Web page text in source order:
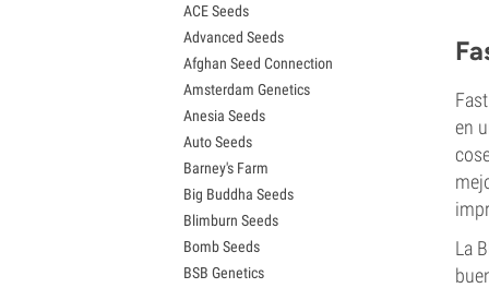
en
La
Semillas de OG Kush
Semillas de Blue Dream
Semillas de Lemon Haze
Semillas de Bruce Banner
Semillas de Gelato
Semillas de Sour Diesel
Semillas de Jack Herer
Semillas de Girl Scout Cookies
Semillas de Wedding Cake
Semillas de Zkittlez
Semillas de Pineapple Express
ACE Seeds
Advanced Seeds
Afghan Seed Connection
Amsterdam Genetics
Anesia Seeds
Auto Seeds
Barney's Farm
Big Buddha Seeds
Blimburn Seeds
Bomb Seeds
BSB Genetics